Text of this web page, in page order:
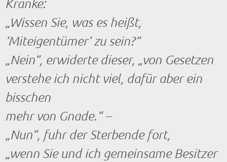
Kranke:
„Wissen Sie, was es heißt,
‘Miteigentümer’ zu sein?“
„Nein“, erwiderte dieser, „von Gesetzen
verstehe ich nicht viel, dafür aber ein
bisschen
mehr von Gnade.“ –
„Nun“, fuhr der Sterbende fort,
„wenn Sie und ich gemeinsame Besitzer